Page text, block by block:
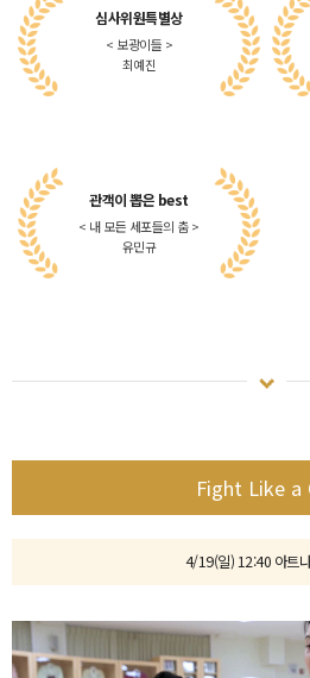
심사위원특별상
< 보광이들 >
최예진
관객이 뽑은 best
< 내 모든 세포들의 춤 >
유민규
Fight Like a
4/19(일) 12:40 아트